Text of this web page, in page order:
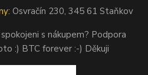
Osvračín 230, 345 61 Staňkov
s nákupem? Podpora
:) BTC forever :-) Děkuji